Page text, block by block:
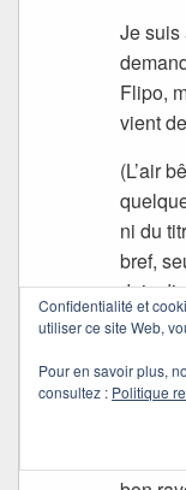
Je suis
Flipo,
vient
(L’air
ni du
bref,
dois
pour
oui,
Confidentialité et
utiliser ce site Web,
Pour en savoir plus,
consultez : Politique